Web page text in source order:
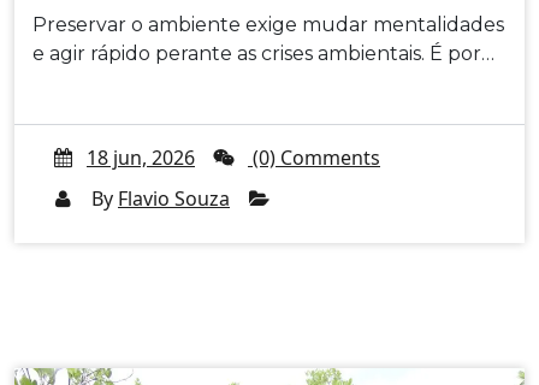
Preservar o ambiente exige mudar mentalidades
e agir rápido perante as crises ambientais. É por…
18 jun, 2026
(0) Comments
By Flavio Souza